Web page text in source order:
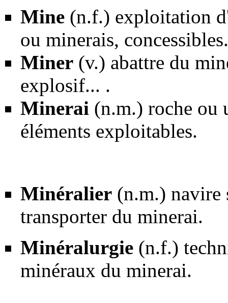
Mine (n.f.) exploitation
ou minerais, concessibles.
Miner (v.) abattre du
explosif... .
Minerai (n.m.) roche ou
éléments exploitables.
Minéralier (n.m.) navire
transporter du minerai.
Minéralurgie (n.f.)
minéraux du minerai.